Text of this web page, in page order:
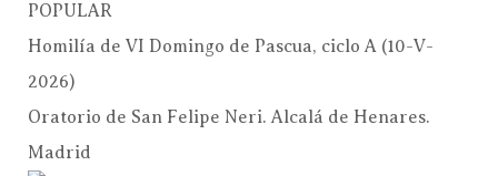
POPULAR
Homilía de VI Domingo de Pascua, ciclo A (10-V-
2026)
Oratorio de San Felipe Neri. Alcalá de Henares.
Madrid